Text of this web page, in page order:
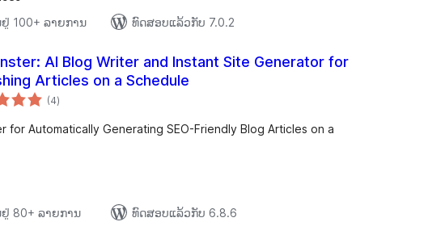
100+ ລາຍການ
ທົດສອບແລ້ວກັບ 7.0.2
AI Blog Writer and Instant Site Generator for
Articles on a Schedule
(4ຄະແນນ
ທັງໝົດ
)
for Automatically Generating SEO-Friendly Blog Articles on a
80+ ລາຍການ
ທົດສອບແລ້ວກັບ 6.8.6